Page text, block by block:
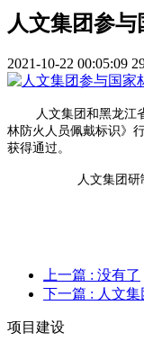
人文集团参
2021-10-22 00:05:09
人文集团和黑龙江
林防火人员佩戴标识》
获得通过。
人文集团
上一篇 : 没有了
下一篇 : 人文
项目建设